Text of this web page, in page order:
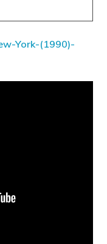
York-(1990)-